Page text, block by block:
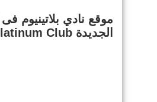
موقع نادي بلاتينيوم فى
الجديدة Platinum Club